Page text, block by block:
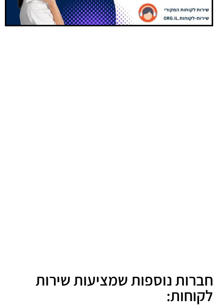
חברות נוספות שמציעות שירות
לקוחות: